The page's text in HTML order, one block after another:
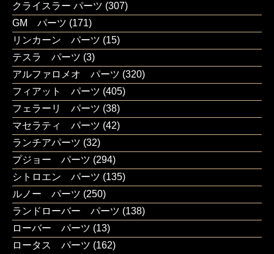
クライスラー パーツ (307)
GM パーツ (171)
リンカーン パーツ (15)
テスラ パーツ (3)
アルファロメオ パーツ (320)
フィアット パーツ (405)
フェラーリ パーツ (38)
マセラティ パーツ (42)
ランチアパーツ (32)
プジョー パーツ (294)
シトロエン パーツ (135)
ルノー パーツ (250)
ランドローバー パーツ (138)
ローバー パーツ (13)
ロータス パーツ (162)